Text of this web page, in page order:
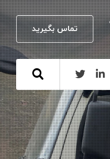
تماس بگیرید